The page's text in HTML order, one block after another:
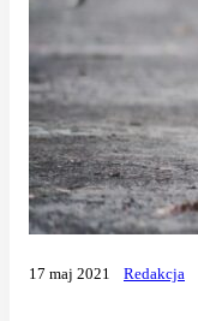
17 maj 2021 Redakcja